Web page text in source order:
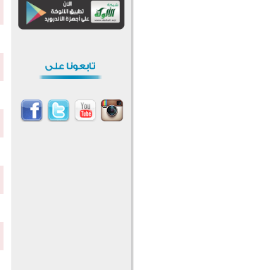
أستراليا يفتتح أبوابه بعد سنوات من
العمل والعطاء
القرآن والتربية في صدارة البرامج
وتلاوة القرآن الكريم في أزناكاييف
في ميلفيل
اختتام منافسات قرآنية متميزة في
بنغلاديش بمشاركة 3000 متسابق